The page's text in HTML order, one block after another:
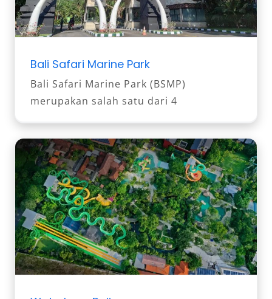
Bali Safari Marine Park
Bali Safari Marine Park (BSMP)
merupakan salah satu dari 4